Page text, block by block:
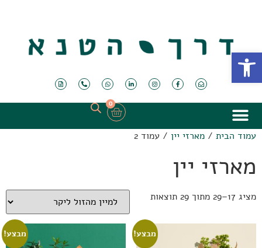
פתח סרגל נגישות
0
עמוד הבית / מארזי יין / עמוד 2
מארזי יין
מציג 17–29 מתוך 29 תוצאות
מבצע! מבצע!